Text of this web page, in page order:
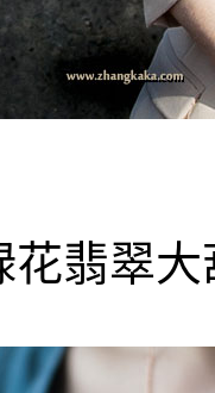
花翡翠